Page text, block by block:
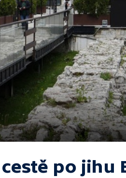
po jihu